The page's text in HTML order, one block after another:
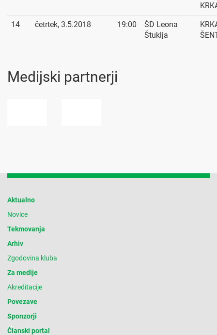
14 četrtek, 3.5.2018 19:00
ŠD Leona
Štuklja
Medijski partnerji
Aktualno
Novice
Tekmovanja
Arhiv
Zgodovina kluba
Za medije
Akreditacije
Povezave
Sponzorji
Članski portal